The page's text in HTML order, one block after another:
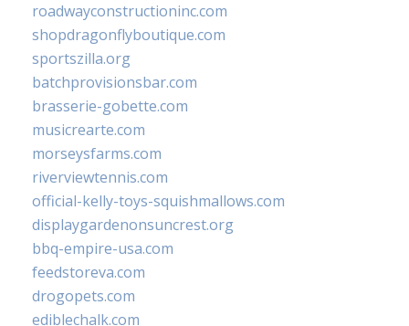
roadwayconstructioninc.com
shopdragonflyboutique.com
sportszilla.org
batchprovisionsbar.com
brasserie-gobette.com
musicrearte.com
morseysfarms.com
riverviewtennis.com
official-kelly-toys-squishmallows.com
displaygardenonsuncrest.org
bbq-empire-usa.com
feedstoreva.com
drogopets.com
ediblechalk.com